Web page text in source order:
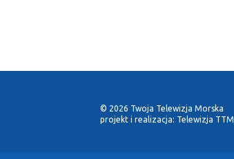
© 2026 Twoja Telewizja Morska
projekt i realizacja: Telewizja TTM